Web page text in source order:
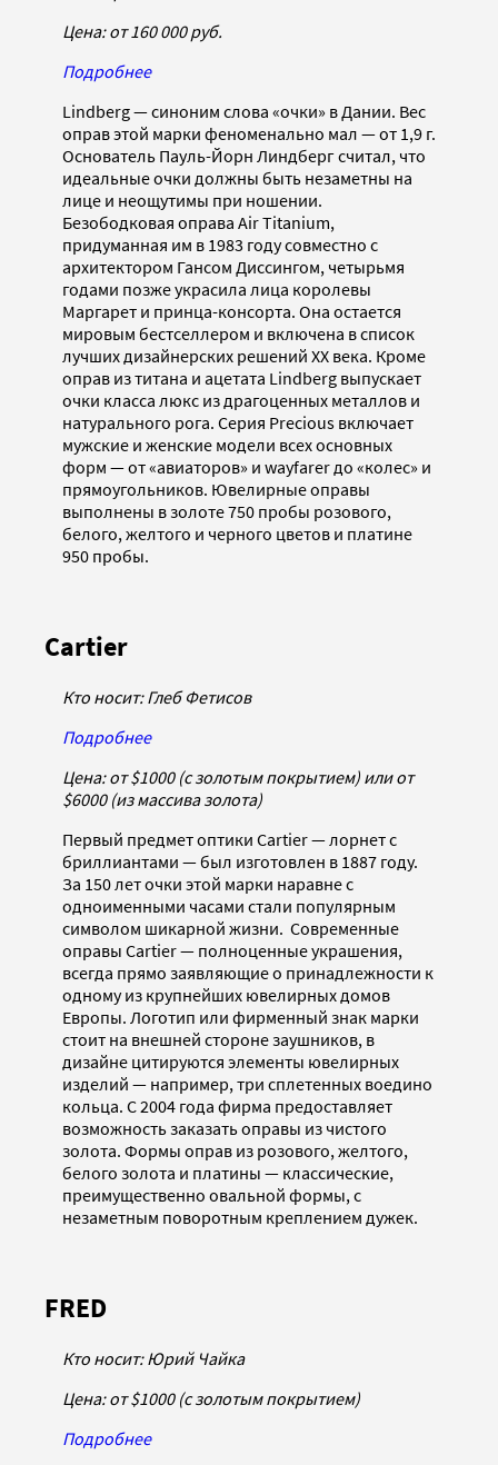
Цена: от 160 000 руб.
Подробнее
Lindberg — синоним слова «очки» в Дании. Вес
оправ этой марки феноменально мал — от 1,9 г.
Основатель Пауль-Йорн Линдберг считал, что
идеальные очки должны быть незаметны на
лице и неощутимы при ношении.
Безободковая оправа Air Titanium,
придуманная им в 1983 году совместно с
архитектором Гансом Диссингом, четырьмя
годами позже украсила лица королевы
Маргарет и принца-консорта. Она остается
мировым бестселлером и включена в список
лучших дизайнерских решений XX века. Кроме
оправ из титана и ацетата Lindberg выпускает
очки класса люкс из драгоценных металлов и
натурального рога. Серия Precious включает
мужские и женские модели всех основных
форм — от «авиаторов» и wayfarer до «колес» и
прямоугольников. Ювелирные оправы
выполнены в золоте 750 пробы розового,
белого, желтого и черного цветов и платине
950 пробы.
Cartier
Кто носит: Глеб Фетисов
Подробнее
Цена:от $1000 (cзолотым покрытием) или от
$6000 (из массива золота)
Первый предмет оптики Cartier — лорнет с
бриллиантами — был изготовлен в 1887 году.
За 150 лет очки этой марки наравне с
одноименными часами стали популярным
символом шикарной жизни. Современные
оправы Cartier — полноценные украшения,
всегда прямо заявляющие о принадлежности к
одному из крупнейших ювелирных домов
Европы. Логотип или фирменный знак марки
стоит на внешней стороне заушников, в
дизайне цитируются элементы ювелирных
изделий — например, три сплетенных воедино
кольца. С 2004 года фирма предоставляет
возможность заказать оправы из чистого
золота. Формы оправ из розового, желтого,
белого золота и платины — классические,
преимущественно овальной формы, с
незаметным поворотным креплением дужек.
FRED
Кто носит: Юрий Чайка
Цена:от $1000 (cзолотым покрытием)
Подробнее